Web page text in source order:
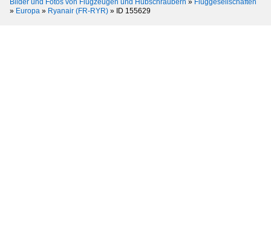
Bilder und Fotos von Flugzeugen und Hubschraubern » Fluggesellschaften
» Europa » Ryanair (FR-RYR) » ID 155629